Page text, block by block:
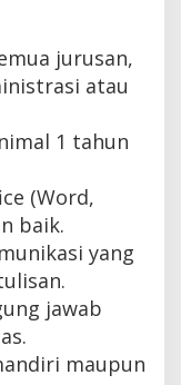
jurusan,
atau
1 tahun
(Word,
baik.
yang
jawab
maupun